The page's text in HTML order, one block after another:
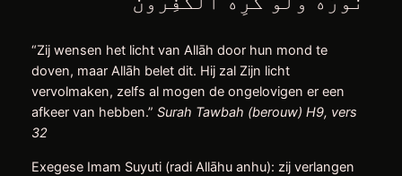
“Zij wensen het licht van Allāh door hun mond te
doven, maar Allāh belet dit. Hij zal Zijn licht
vervolmaken, zelfs al mogen de ongelovigen er een
afkeer van hebben.” Surah Tawbah (berouw) H9, vers
32
Exegese Imam Suyuti (radi Allāhu anhu): zij verlangen